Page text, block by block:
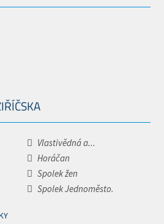
Vlastivědná a...
Horáčan
Spolek žen
Spolek Jednoměsto.